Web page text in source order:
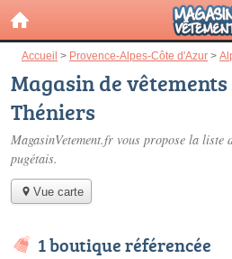
Accueil > Provence-Alpes-Côte d'Azur >
Magasin de vêtements
Théniers
MagasinVetement.fr vous propose la liste
pugétais.
Vue carte
1 boutique référencée